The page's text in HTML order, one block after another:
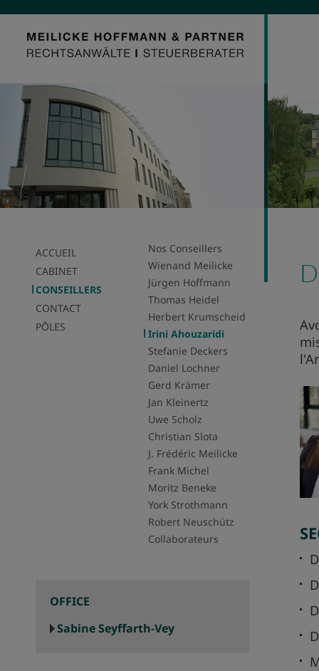
ACCUEIL
CABINET
CONSEILLERS
CONTACT
PÔLES
Nos Conseillers
Wienand Meilicke
Jürgen Hoffmann
Thomas Heidel
Herbert Krumscheid
Irini Ahouzaridi
Stefanie Deckers
Daniel Lochner
Gerd Krämer
Jan Kleinertz
Uwe Scholz
Christian Slota
J. Frédéric Meilicke
Frank Michel
Moritz Beneke
York Strothmann
Robert Neuschütz
Collaborateurs
OFFICE
Sabine Seyffarth-Vey